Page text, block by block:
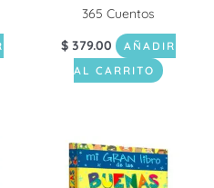
365 Cuentos
$ 379.00
AÑADIR
AL CARRITO